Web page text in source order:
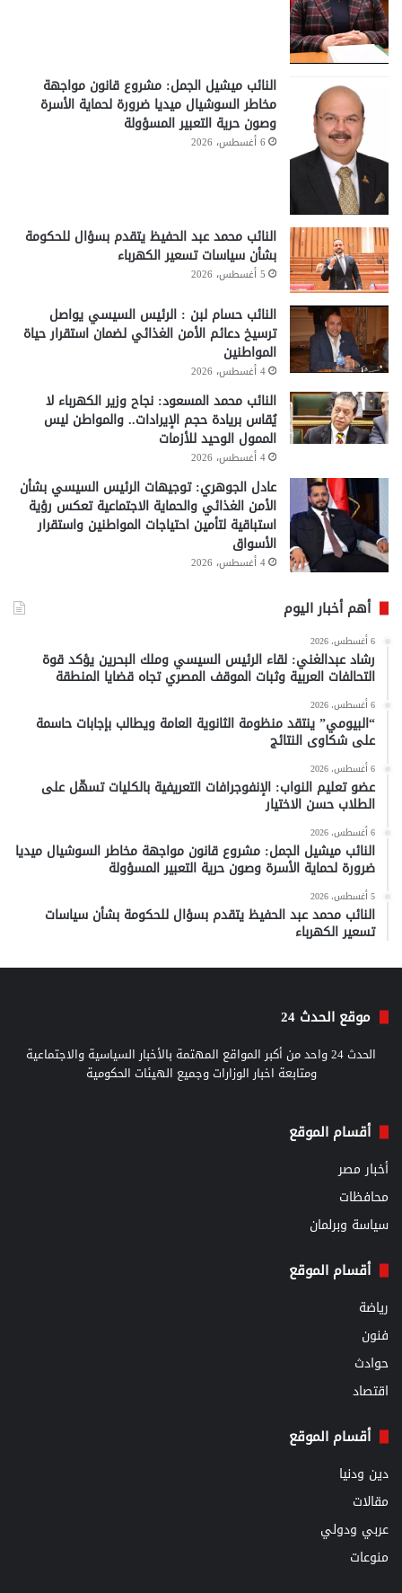
النائب ميشيل الجمل: مشروع قانون مواجهة
مخاطر السوشيال ميديا ضرورة لحماية الأسرة
وصون حرية التعبير المسؤولة
6 أغسطس، 2026
النائب محمد عبد الحفيظ يتقدم بسؤال للحكومة
بشأن سياسات تسعير الكهرباء
5 أغسطس، 2026
النائب حسام لبن : الرئيس السيسي يواصل
ترسيخ دعائم الأمن الغذائي لضمان استقرار حياة
المواطنين
4 أغسطس، 2026
النائب محمد المسعود: نجاح وزير الكهرباء لا
يُقاس بريادة حجم الإيرادات.. والمواطن ليس
الممول الوحيد للأزمات
4 أغسطس، 2026
عادل الجوهري: توجيهات الرئيس السيسي بشأن
الأمن الغذائي والحماية الاجتماعية تعكس رؤية
استباقية لتأمين احتياجات المواطنين واستقرار
الأسواق
4 أغسطس، 2026
أهم أخبار اليوم
6 أغسطس، 2026
رشاد عبدالغني: لقاء الرئيس السيسي وملك البحرين يؤكد قوة
التحالفات العربية وثبات الموقف المصري تجاه قضايا المنطقة
6 أغسطس، 2026
“البيومي” ينتقد منظومة الثانوية العامة ويطالب بإجابات حاسمة
على شكاوى النتائج
6 أغسطس، 2026
عضو تعليم النواب: الإنفوجرافات التعريفية بالكليات تسهّل على
الطلاب حسن الاختيار
6 أغسطس، 2026
النائب ميشيل الجمل: مشروع قانون مواجهة مخاطر السوشيال ميديا
ضرورة لحماية الأسرة وصون حرية التعبير المسؤولة
5 أغسطس، 2026
النائب محمد عبد الحفيظ يتقدم بسؤال للحكومة بشأن سياسات
تسعير الكهرباء
موقع الحدث 24
الحدث 24 واحد من أكبر المواقع المهتمة بالأخبار السياسية والاجتماعية
ومتابعة اخبار الوزارات وجميع الهيئات الحكومية
أقسام الموقع
أخبار مصر
محافظات
سياسة وبرلمان
أقسام الموقع
رياضة
فنون
حوادث
اقتصاد
أقسام الموقع
دين ودنيا
مقالات
عربي ودولي
منوعات